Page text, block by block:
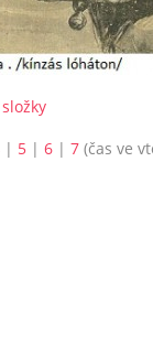
| 5| 6| 7(čas ve